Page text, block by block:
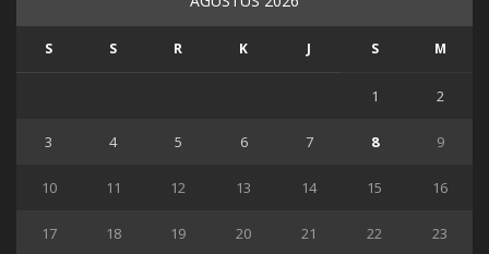
S S R K J S M
1 2
3 4 5 6 7 8 9
10 11 12 13 14 15 16
17 18 19 20 21 22 23